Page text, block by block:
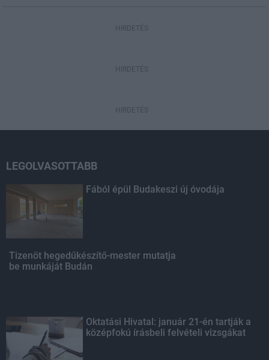
HIRDETÉS
HIRDETÉS
HIRDETÉS
LEGOLVASOTTABB
Fából épül Budakeszi új óvodája
Tizenöt hegedűkészítő-mester mutatja
be munkáját Budán
Oktatási Hivatal: január 21-én tartják a
középfokú írásbeli felvételi vizsgákat